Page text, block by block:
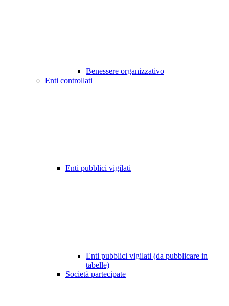
Benessere organizzativo
Enti controllati
Enti pubblici vigilati
Enti pubblici vigilati (da pubblicare in
tabelle)
Società partecipate